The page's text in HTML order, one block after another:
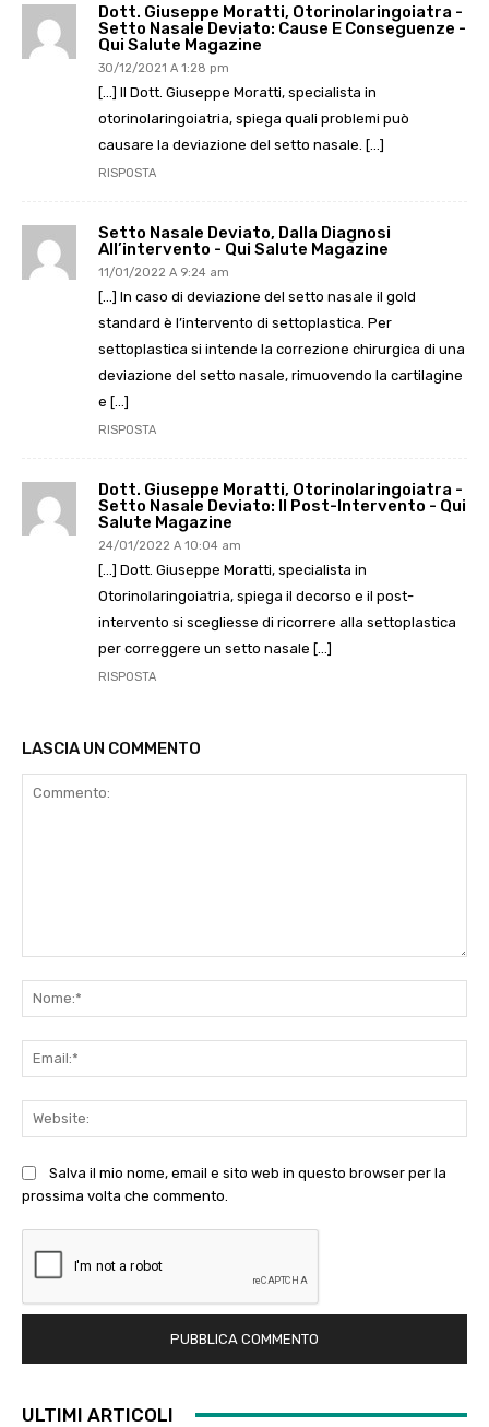
Dott. Giuseppe Moratti, Otorinolaringoiatra -
Setto Nasale Deviato: Cause E Conseguenze -
Qui Salute Magazine
30/12/2021 A 1:28 pm
[…] Il Dott. Giuseppe Moratti, specialista in
otorinolaringoiatria, spiega quali problemi può
causare la deviazione del setto nasale. […]
RISPOSTA
Setto Nasale Deviato, Dalla Diagnosi
All’intervento - Qui Salute Magazine
11/01/2022 A 9:24 am
[…] In caso di deviazione del setto nasale il gold
standard è l’intervento di settoplastica. Per
settoplastica si intende la correzione chirurgica di una
deviazione del setto nasale, rimuovendo la cartilagine
e […]
RISPOSTA
Dott. Giuseppe Moratti, Otorinolaringoiatra -
Setto Nasale Deviato: Il Post-Intervento - Qui
Salute Magazine
24/01/2022 A 10:04 am
[…] Dott. Giuseppe Moratti, specialista in
Otorinolaringoiatria, spiega il decorso e il post-
intervento si scegliesse di ricorrere alla settoplastica
per correggere un setto nasale […]
RISPOSTA
LASCIA UN COMMENTO
Salva il mio nome, email e sito web in questo browser per la
prossima volta che commento.
ULTIMI ARTICOLI